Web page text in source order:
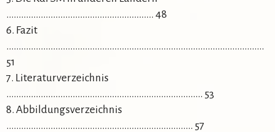
………………………………………………..…. 48
6. Fazit
……………………………………………………………………………………………
51
7. Literaturverzeichnis
…………………………………………………………………….. 53
8. Abbildungsverzeichnis
…………………………………………………………….…… 57